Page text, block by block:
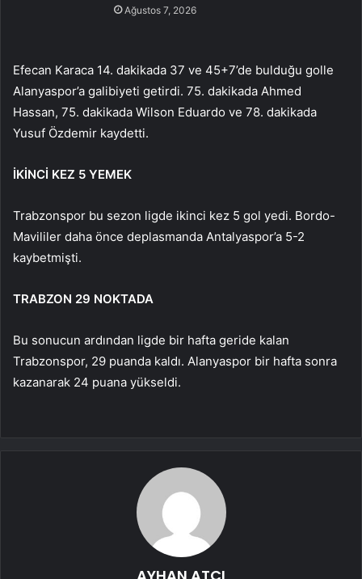
Ağustos 7, 2026
Efecan Karaca 14. dakikada 37 ve 45+7’de bulduğu golle
Alanyaspor’a galibiyeti getirdi. 75. dakikada Ahmed
Hassan, 75. dakikada Wilson Eduardo ve 78. dakikada
Yusuf Özdemir kaydetti.
İKİNCİ KEZ 5 YEMEK
Trabzonspor bu sezon ligde ikinci kez 5 gol yedi. Bordo-
Mavililer daha önce deplasmanda Antalyaspor’a 5-2
kaybetmişti.
TRABZON 29 NOKTADA
Bu sonucun ardından ligde bir hafta geride kalan
Trabzonspor, 29 puanda kaldı. Alanyaspor bir hafta sonra
kazanarak 24 puana yükseldi.